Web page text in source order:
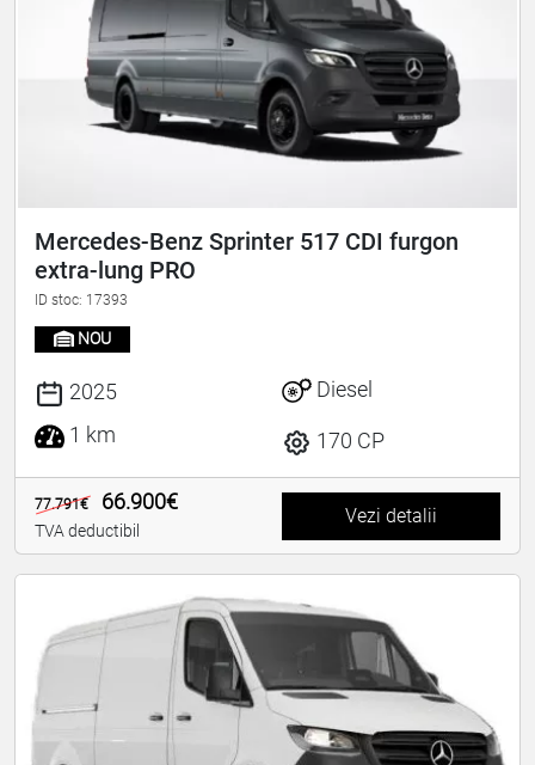
Mercedes-Benz Sprinter 517 CDI furgon
extra-lung PRO
ID stoc: 17393
NOU
2025
1 km
Diesel
170 CP
77.791€ 66.900€
TVA deductibil
Vezi detalii